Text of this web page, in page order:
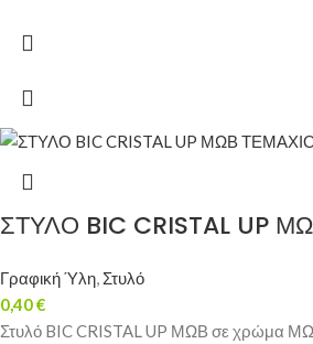
ΣΤΥΛΟ BIC CRISTAL UP
Γραφική Ύλη, Στυλό
0,40€
Στυλό BIC CRISTAL UP ΜΩΒ σε χρώμα